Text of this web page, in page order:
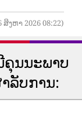
ສິງຫາ 2026 08:22)
ນ​ນະ​ພາບ​
ລັບ​ການ​: